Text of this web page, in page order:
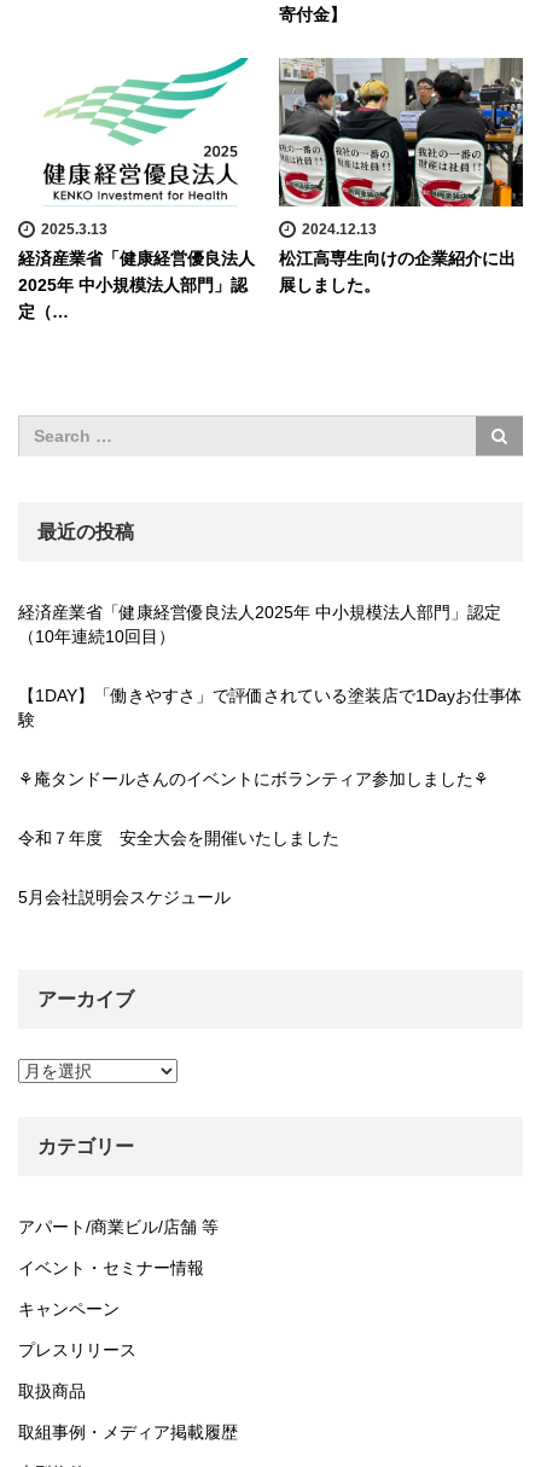
寄付金】
2025.3.13
経済産業省「健康経営優良法人
2025年 中小規模法人部門」認
定（…
2024.12.13
松江高専生向けの企業紹介に出
展しました。
最近の投稿
経済産業省「健康経営優良法人2025年 中小規模法人部門」認定
（10年連続10回目）
【1DAY】「働きやすさ」で評価されている塗装店で1Dayお仕事体
験
⚘庵タンドールさんのイベントにボランティア参加しました⚘
令和７年度 安全大会を開催いたしました
5月会社説明会スケジュール
アーカイブ
ア
カテゴリー
アパート/商業ビル/店舗 等
イベント・セミナー情報
キャンペーン
プレスリリース
取扱商品
取組事例・メディア掲載履歴